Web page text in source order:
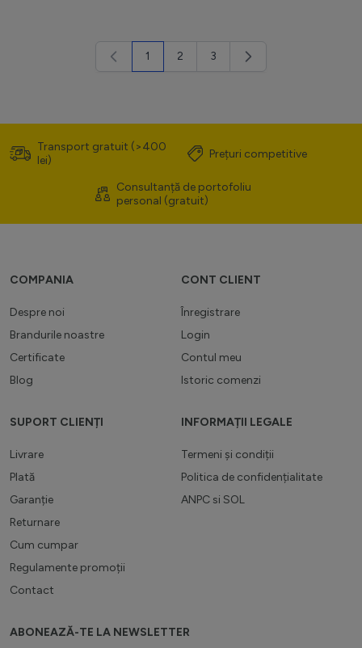
în acest moment citești pagina
1 Pagină
2 Pagină
3
Transport gratuit (>400
lei)
Prețuri competitive
Consultanță de portofoliu
personal (gratuit)
COMPANIA
Despre noi
Brandurile noastre
Certificate
Blog
CONT CLIENT
Înregistrare
Login
Contul meu
Istoric comenzi
SUPORT CLIENȚI
Livrare
Plată
Garanție
Returnare
Cum cumpar
Regulamente promoții
Contact
INFORMAȚII LEGALE
Termeni și condiții
Politica de confidențialitate
ANPC si SOL
ABONEAZĂ-TE LA NEWSLETTER